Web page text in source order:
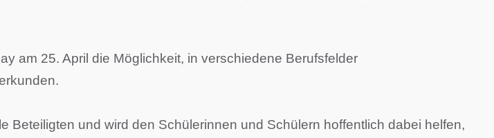
am 25. April die Möglichkeit, in verschiedene Berufsfelder
Beteiligten und wird den Schülerinnen und Schülern hoffentlich dabei helfen,